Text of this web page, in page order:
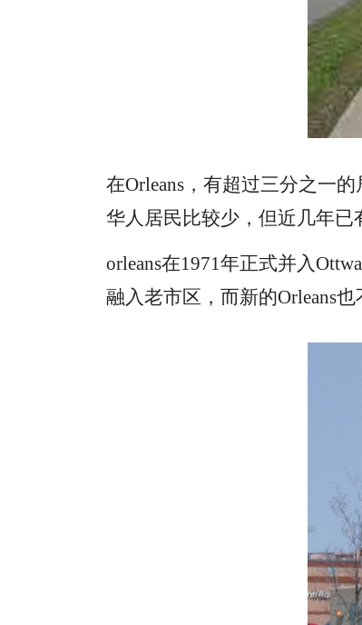
在Orleans，有超过三分之一
华人居民比较少，但近几年已
orleans在1971年正式并入
融入老市区，而新的Orleans也